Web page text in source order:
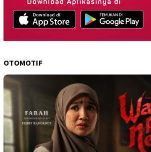
OTOMOTIF